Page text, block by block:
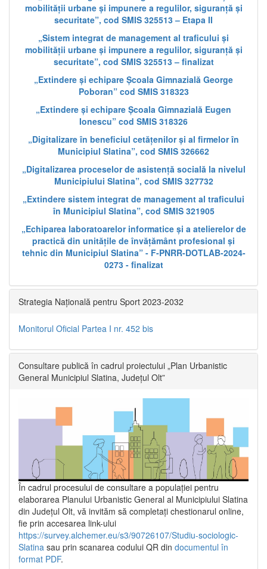
mobilității urbane și impunere a regulilor, siguranță și
securitate”, cod SMIS 325513 – Etapa II
„Sistem integrat de management al traficului și
mobilității urbane și impunere a regulilor, siguranță și
securitate”, cod SMIS 325513 – finalizat
„Extindere și echipare Școala Gimnazială George
Poboran” cod SMIS 318323
„Extindere și echipare Școala Gimnazială Eugen
Ionescu” cod SMIS 318326
„Digitalizare în beneficiul cetățenilor și al firmelor în
Municipiul Slatina”, cod SMIS 326662
„Digitalizarea proceselor de asistență socială la nivelul
Municipiului Slatina”, cod SMIS 327732
„Extindere sistem integrat de management al traficului
în Municipiul Slatina”, cod SMIS 321905
„Echiparea laboratoarelor informatice și a atelierelor de
practică din unitățile de învățământ profesional și
tehnic din Municipiul Slatina” - F-PNRR-DOTLAB-2024-
0273 - finalizat
Strategia Națională pentru Sport 2023-2032
Monitorul Oficial Partea I nr. 452 bis
Consultare publică în cadrul proiectului „Plan Urbanistic
General Municipiul Slatina, Județul Olt”
În cadrul procesului de consultare a populaţiei pentru
elaborarea Planului Urbanistic General al Municipiului Slatina
din Județul Olt, vă invităm să completați chestionarul online,
fie prin accesarea link-ului
https://survey.alchemer.eu/s3/90726107/Studiu-sociologic-
Slatina sau prin scanarea codului QR din documentul în
format PDF.